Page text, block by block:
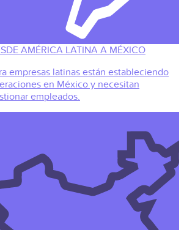
AMÉRICA LATINA A MÉXICO
empresas latinas están estableciendo
en México y necesitan
empleados.